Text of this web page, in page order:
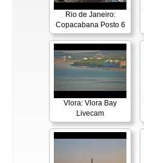
Rio de Janeiro:
Copacabana Posto 6
Vlora: Vlora Bay
Livecam